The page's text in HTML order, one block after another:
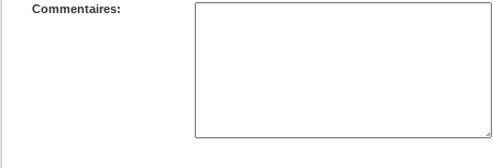
Commentaires: